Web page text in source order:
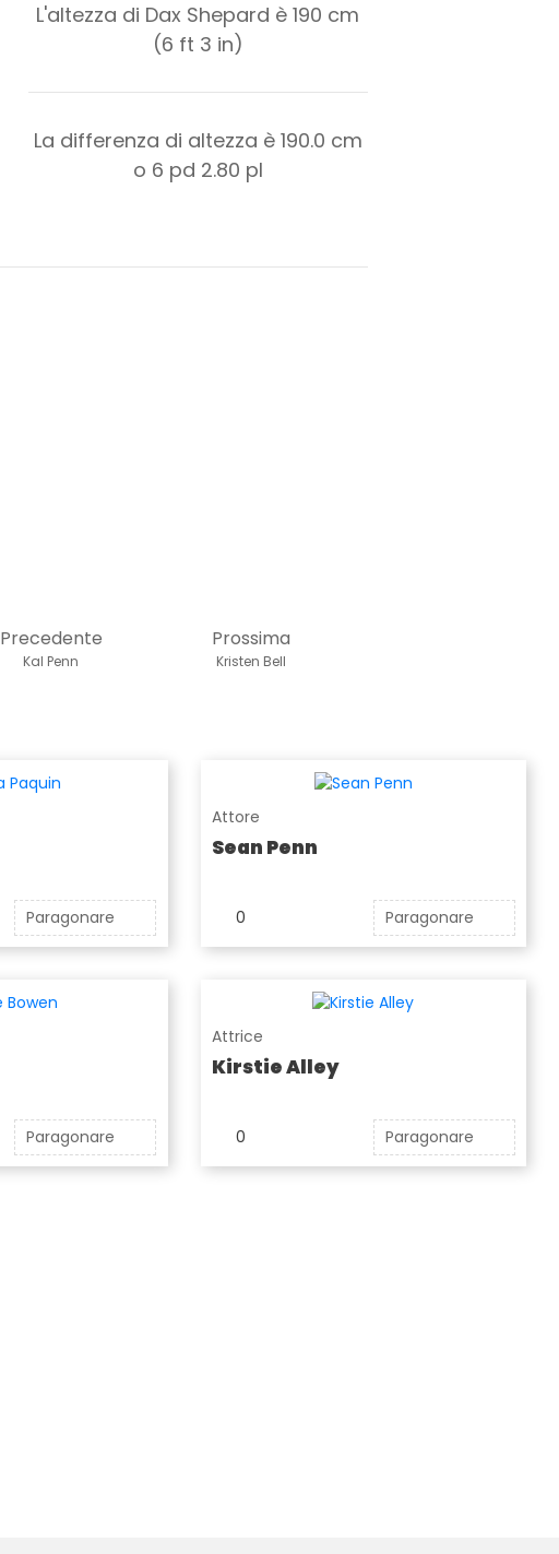
L'altezza di Dax Shepard è 190 cm
(6 ft 3 in)
La differenza di altezza è 190.0 cm
o 6 pd 2.80 pl
Prossima
Kristen Bell
Precedente
Kal Penn
Paragonare
Attore
Sean Penn
0 Paragonare
Paragonare
Attrice
Kirstie Alley
0 Paragonare